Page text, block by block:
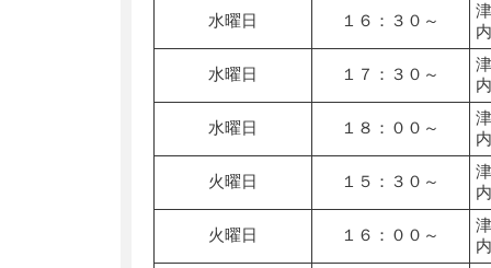
水曜日 １６：３０～
水曜日 １７：３０～
水曜日 １８：００～
火曜日 １５：３０～
火曜日 １６：００～